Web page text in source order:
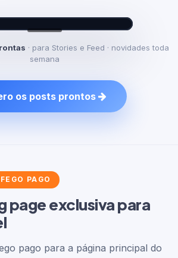
· agora ×
· para Stories e Feed · novidades toda
semana
os posts prontos
PAGO
page exclusiva para
pago para a página principal do